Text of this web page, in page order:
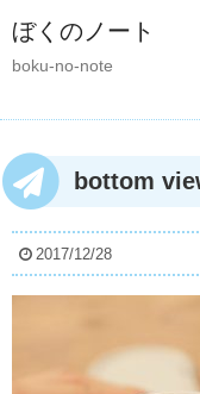
ぼくのノート
boku-no-note
bottom
2017/12/28